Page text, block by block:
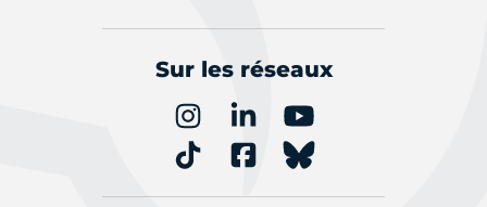
Sur les réseaux